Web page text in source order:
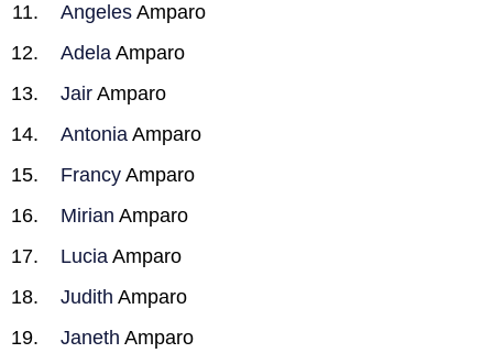
Angeles Amparo
Adela Amparo
Jair Amparo
Antonia Amparo
Francy Amparo
Mirian Amparo
Lucia Amparo
Judith Amparo
Janeth Amparo